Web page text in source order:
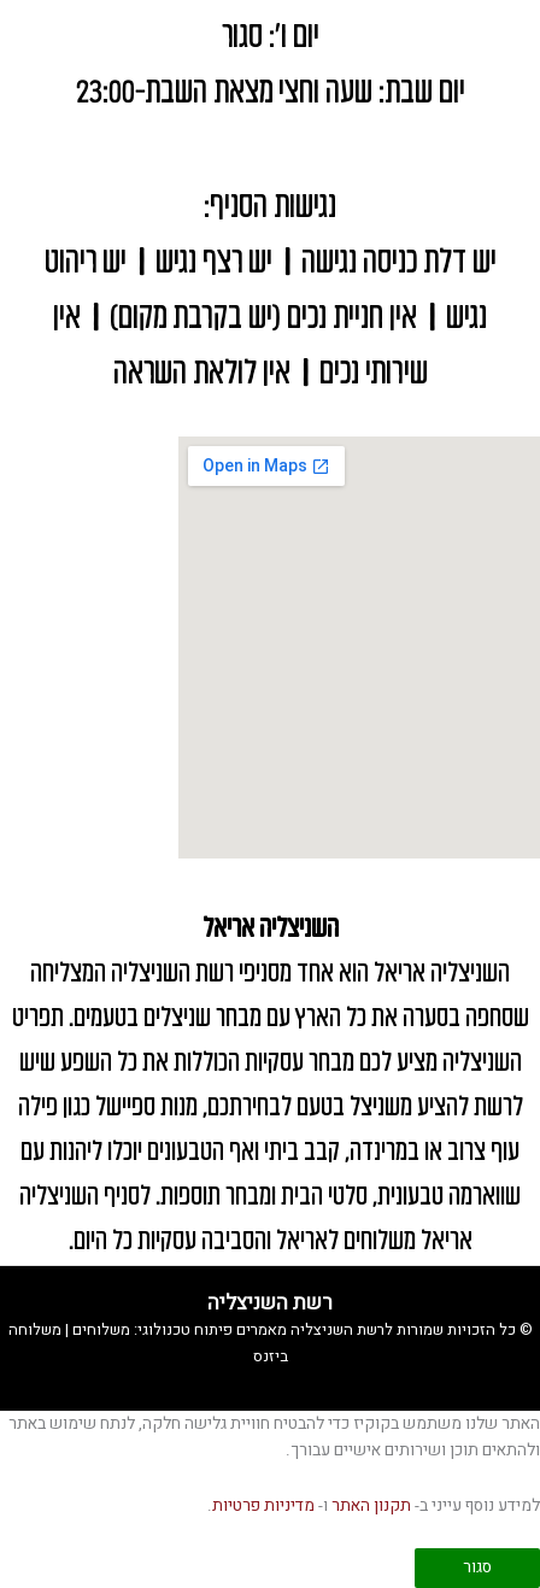
יום ו': סגור
יום שבת: שעה וחצי מצאת השבת-23:00
נגישות הסניף:
יש דלת כניסה נגישה | יש רצף נגיש | יש ריהוט
נגיש | אין חניית נכים (יש בקרבת מקום) | אין
שירותי נכים | אין לולאת השראה
השניצליה אריאל
השניצליה אריאל הוא אחד מסניפי רשת השניצליה המצליחה
שסחפה בסערה את כל הארץ עם מבחר שניצלים בטעמים. תפריט
השניצליה מציע לכם מבחר עסקיות הכוללות את כל השפע שיש
לרשת להציע משניצל בטעם לבחירתכם, מנות ספיישל כגון פילה
עוף צרוב או במרינדה, קבב ביתי ואף הטבעונים יוכלו ליהנות עם
שווארמה טבעונית, סלטי הבית ומבחר תוספות. לסניף השניצליה
אריאל משלוחים לאריאל והסביבה עסקיות כל היום.
רשת השניצליה
© כל הזכויות שמורות לרשת השניצליה מאמרים פיתוח טכנולוגי: משלוחים | משלוחה
ביזנס
האתר שלנו משתמש בקוקיז כדי להבטיח חוויית גלישה חלקה, לנתח שימוש באתר
ולהתאים תוכן ושירותים אישיים עבורך.
למידע נוסף עייני ב- תקנון האתר ו- מדיניות פרטיות.
סגור